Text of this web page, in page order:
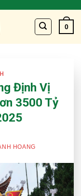
0
Định Vị
3500 Tỷ
HOANG